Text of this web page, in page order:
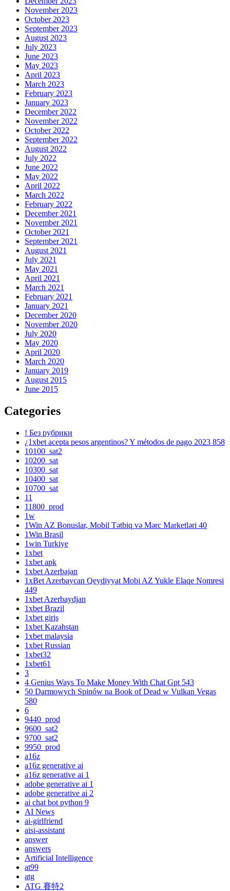
November 2023
October 2023
September 2023
August 2023
July 2023
June 2023
May 2023
April 2023
March 2023
February 2023
January 2023
December 2022
November 2022
October 2022
September 2022
August 2022
July 2022
June 2022
May 2022
April 2022
March 2022
February 2022
December 2021
November 2021
October 2021
September 2021
August 2021
July 2021
May 2021
April 2021
March 2021
February 2021
January 2021
December 2020
November 2020
July 2020
May 2020
April 2020
March 2020
January 2019
August 2015
June 2015
Categories
! Без рубрики
¿1xbet acepta pesos argentinos? Y métodos de pago 2023 858
10100_sat2
10200_sat
10300_sat
10400_sat
10700_sat
11
11800_prod
1w
1Win AZ Bonuslar, Mobil Tətbiq və Mərc Marketləri 40
1Win Brasil
1win Turkiye
1xbet
1xbet apk
1xbet Azerbajan
1xBet Azerbaycan Qeydiyyat Mobi AZ Yukle Elaqe Nomresi
449
1xbet Azerbaydjan
1xbet Brazil
1xbet giriş
1xbet Kazahstan
1xbet malaysia
1xbet Russian
1xbet32
1xbet61
3
4 Genius Ways To Make Money With Chat Gpt 543
50 Darmowych Spinów na Book of Dead w Vulkan Vegas
580
6
9440_prod
9600_sat2
9700_sat2
9950_prod
a16z
a16z generative ai
a16z generative ai 1
adobe generative ai 1
adobe generative ai 2
ai chat bot python 9
AI News
ai-girlfriend
aisi-assistant
answer
answers
Artificial Intelligence
at99
atg
ATG 賽特2